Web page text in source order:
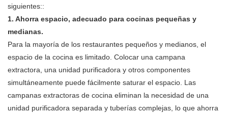
siguientes::
1. Ahorra espacio, adecuado para cocinas pequeñas y
medianas.
Para la mayoría de los restaurantes pequeños y medianos, el
espacio de la cocina es limitado. Colocar una campana
extractora, una unidad purificadora y otros componentes
simultáneamente puede fácilmente saturar el espacio. Las
campanas extractoras de cocina eliminan la necesidad de una
unidad purificadora separada y tuberías complejas, lo que ahorra